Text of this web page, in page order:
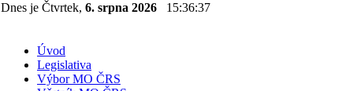
Dnes je Čtvrtek, 6. srpna 2026 15:36:37
Úvod
Legislativa
Výbor MO ČRS